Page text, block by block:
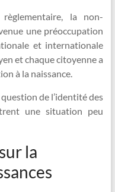
la non-
une préoccupation
et internationale
et chaque citoyenne a
à la naissance.
de l’identité des
une situation peu
la